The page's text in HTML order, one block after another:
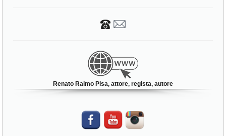
Renato Raimo Pisa, attore, regista, autore